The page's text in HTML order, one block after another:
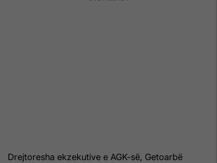
Drejtoresha ekzekutive e AGK-së, Getoarbë